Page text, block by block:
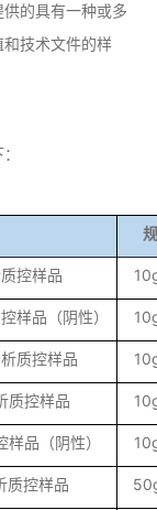
的具有一种或多
技术文件的样
控样品
样品（阴性）
质控样品
质控样品
品（阴性）
质控样品